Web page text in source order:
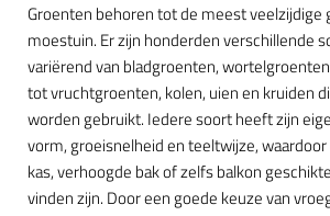
Groenten behoren tot de meest veelzijdige
moestuin. Er zijn honderden verschillende
variërend van bladgroenten,
tot vruchtgroenten, kolen, uien en kruiden
worden gebruikt. Iedere soort heeft zijn
vorm, groeisnelheid en teeltwijze,
kas, verhoogde bak of zelfs balkon
vinden zijn. Door een goede keuze van